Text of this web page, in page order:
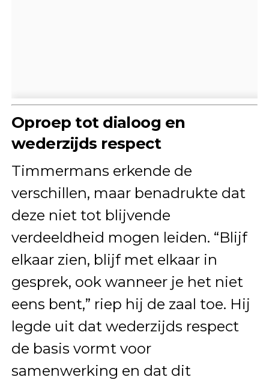
Oproep tot dialoog en
wederzijds respect
Timmermans erkende de
verschillen, maar benadrukte dat
deze niet tot blijvende
verdeeldheid mogen leiden. “Blijf
elkaar zien, blijf met elkaar in
gesprek, ook wanneer je het niet
eens bent,” riep hij de zaal toe. Hij
legde uit dat wederzijds respect
de basis vormt voor
samenwerking en dat dit